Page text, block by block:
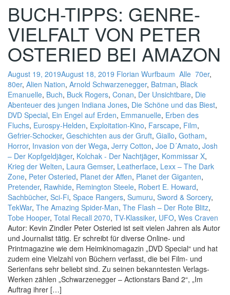
BUCH-TIPPS: GENRE-
VIELFALT VON PETER
OSTERIED BEI AMAZON
August 19, 2019August 18, 2019 Florian Wurfbaum Alle 70er,
80er, Alien Nation, Arnold Schwarzenegger, Batman, Black
Emanuelle, Buch, Buck Rogers, Conan, Der Unsichtbare, Die
Abenteuer des jungen Indiana Jones, Die Schöne und das Biest,
DVD Special, Ein Engel auf Erden, Emmanuelle, Erben des
Fluchs, Eurospy-Helden, Exploitation-Kino, Farscape, Film,
Gefrier-Schocker, Geschichten aus der Gruft, Giallo, Gotham,
Horror, Invasion von der Wega, Jerry Cotton, Joe D´Amato, Josh
– Der Kopfgeldjäger, Kolchak - Der Nachtjäger, Kommissar X,
Krieg der Welten, Laura Gemser, Leatherface, Lexx – The Dark
Zone, Peter Osteried, Planet der Affen, Planet der Giganten,
Pretender, Rawhide, Remington Steele, Robert E. Howard,
Sachbücher, Sci-Fi, Space Rangers, Sumuru, Sword & Sorcery,
TekWar, The Amazing Spider-Man, The Flash – Der Rote Blitz,
Tobe Hooper, Total Recall 2070, TV-Klassiker, UFO, Wes Craven
Autor: Kevin Zindler Peter Osteried ist seit vielen Jahren als Autor
und Journalist tätig. Er schreibt für diverse Online- und
Printmagazine wie dem Heimkinomagazin „DVD Special“ und hat
zudem eine Vielzahl von Büchern verfasst, die bei Film- und
Serienfans sehr beliebt sind. Zu seinen bekanntesten Verlags-
Werken zählen „Schwarzenegger – Actionstars Band 2“, „Im
Auftrag ihrer […]